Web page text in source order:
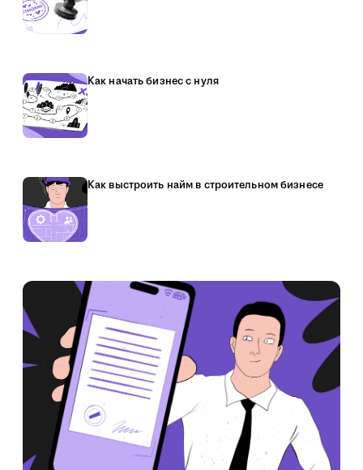
Как начать бизнес с нуля
Как выстроить найм в строительном бизнесе